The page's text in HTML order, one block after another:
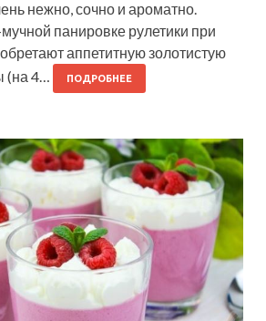
нежно, сочно и ароматно.
панировке рулетики при
аппетитную золотистую
(на 4…
ПОДРОБНЕЕ